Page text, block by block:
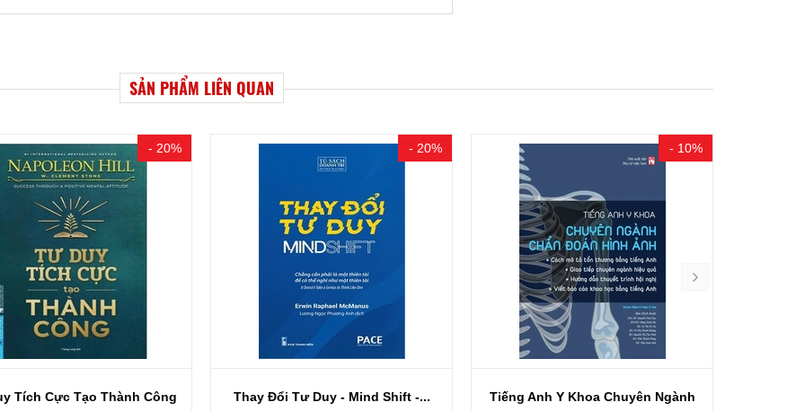
SẢN PHẨM LIÊN QUAN
- 20%
Tích Cực Tạo Thành Công
- 20%
Thay Đổi Tư Duy - Mind Shift -...
- 10%
Tiếng Anh Y Khoa Chuyên Ngành